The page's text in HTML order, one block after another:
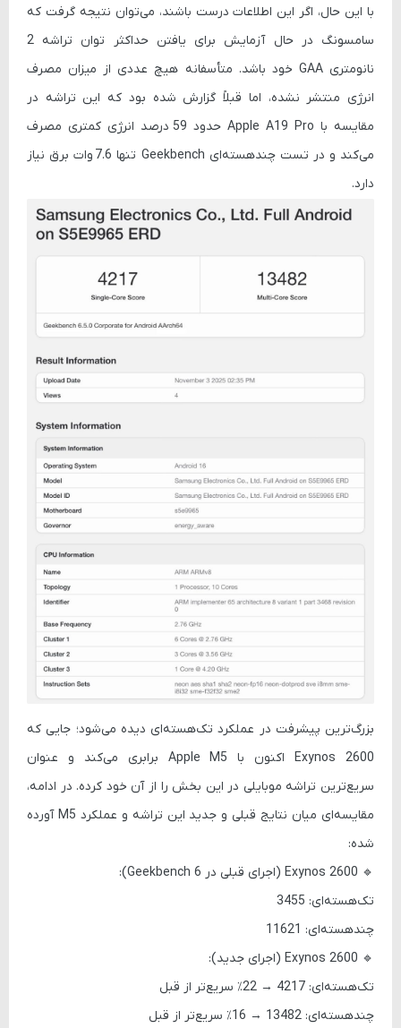
با این حال، اگر این اطلاعات درست باشند، می‌توان نتیجه گرفت که
سامسونگ در حال آزمایش برای یافتن حداکثر توان تراشه 2
نانومتری GAA خود باشد. متأسفانه هیچ عددی از میزان مصرف
انرژی منتشر نشده، اما قبلاً گزارش شده بود که این تراشه در
مقایسه با Apple A19 Pro حدود 59 درصد انرژی کمتری
مصرف
می‌کند و در تست چند‌هسته‌ای Geekbench تنها
7.6 وات
برق نیاز
دارد.
بزرگ‌ترین پیشرفت در عملکرد تک‌هسته‌ای دیده می‌شود؛ جایی که
Exynos 2600اکنون با Apple M5 برابری می‌کند و عنوان
سریع‌ترین تراشه موبایلی در این بخش را از آن خود کرده. در ادامه،
مقایسه‌ای میان نتایج قبلی و جدید این تراشه و عملکرد M5 آورده
شده:
🔹 Exynos 2600 (اجرای قبلی در Geekbench 6):
تک‌هسته‌ای: 3455
چند‌هسته‌ای: 11621
🔹 Exynos 2600 (اجرای جدید):
تک‌هسته‌ای: 4217 →
22٪ سریع‌تر از قبل
چند‌هسته‌ای: 13482 →
16٪ سریع‌تر از قبل